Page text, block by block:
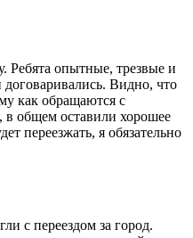
Ребята опытные, трезвые и
договаривались. Видно, что
как обращаются с
в общем оставили хорошее
переезжать, я обязательно
с переездом за город.